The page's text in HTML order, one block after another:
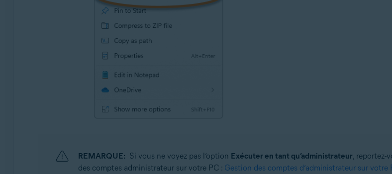
REMARQUE: Si vous ne voyez pas l’option Exécuter en tant qu’administrateur, reportez-
des comptes administrateur sur votre PC : Gestion des comptes d’administrateur sur votre